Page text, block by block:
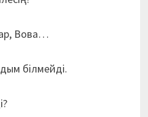
Вова…
білмейді.